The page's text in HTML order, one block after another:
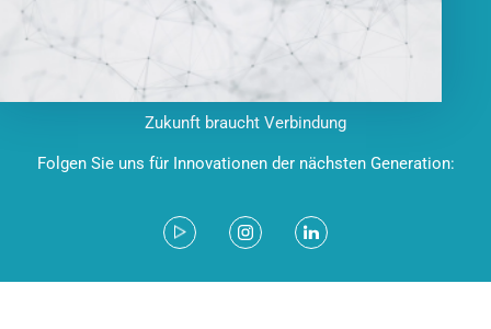
Zukunft braucht Verbindung
Folgen Sie uns für Innovationen der nächsten Generation: